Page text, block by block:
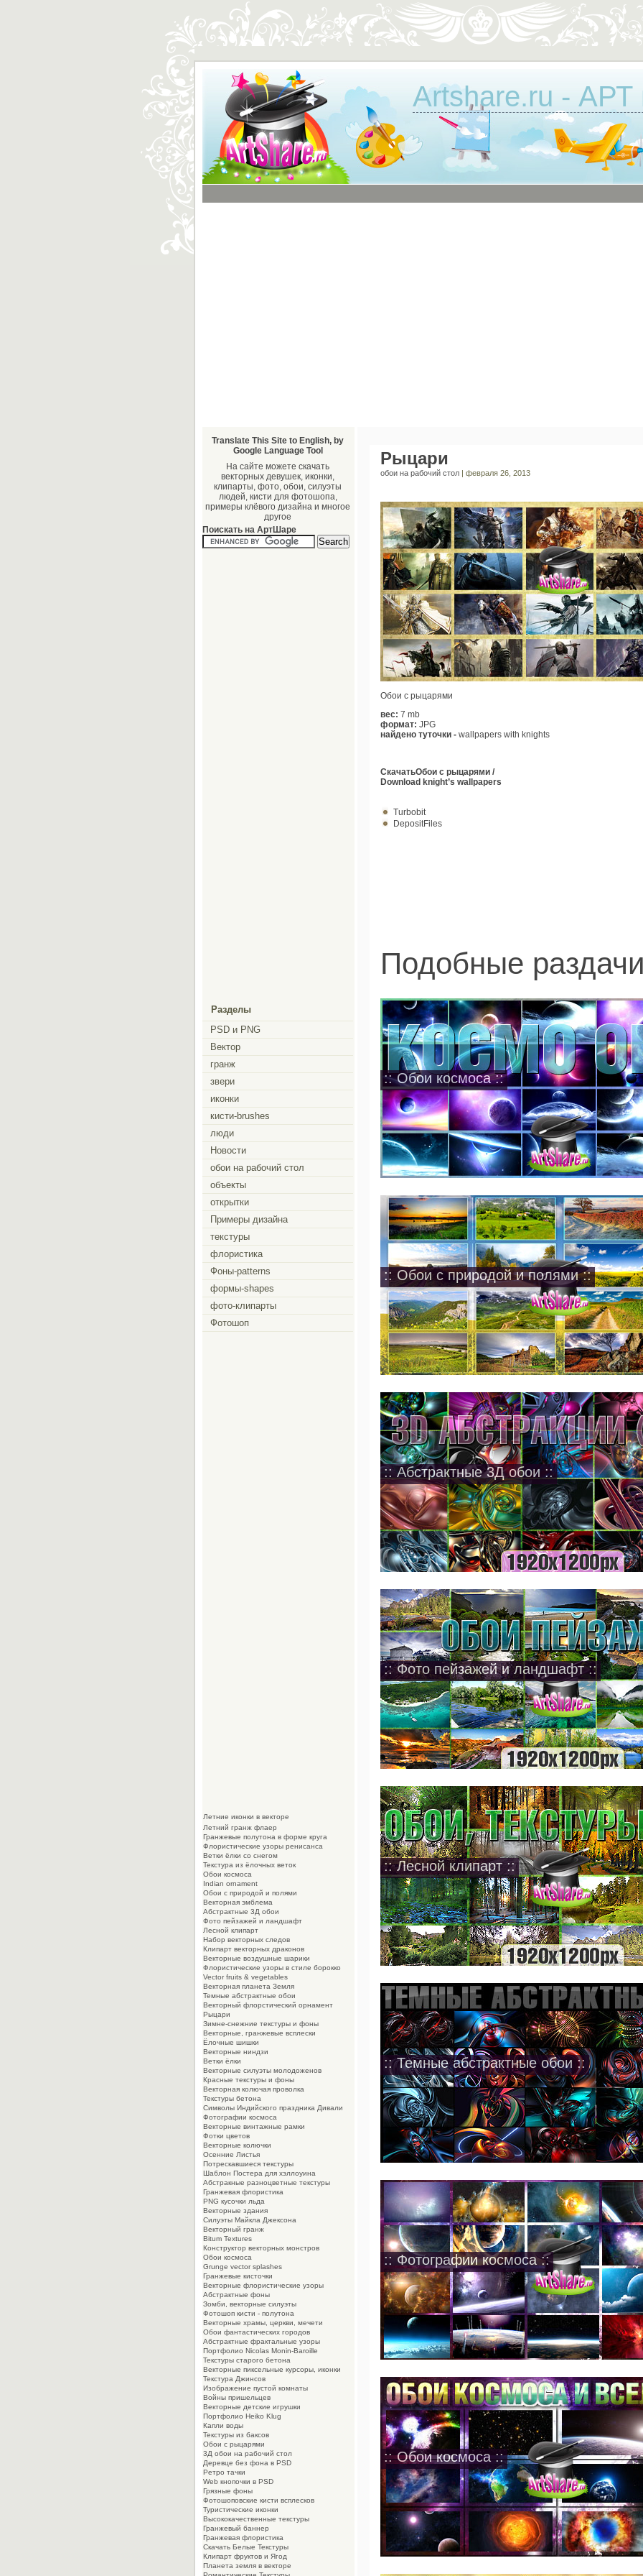
Artshare.ru -
Рыцари
обои на рабочий стол | февраля 26, 2013
Обои с рыцарями
вес: 7 mb
формат: JPG
найдено туточки - wallpapers with knights
СкачатьОбои с рыцарями /
Download knight’s wallpapers
Turbobit
DepositFiles
Подобные
:: Обои космоса ::
:: Обои с природой и полями ::
:: Абстрактные 3Д обои ::
:: Фото пейзажей и ландшафт ::
:: Лесной клипарт ::
:: Темные абстрактные обои ::
:: Фотографии космоса ::
:: Обои космоса ::
Translate This Site to English, by
Google Language Tool
На сайте можете скачать
векторных девушек, иконки,
клипарты, фото, обои, силуэты
людей, кисти для фотошопа,
примеры клёвого дизайна и многое
другое
Поискать на АртШаре
Разделы
PSD и PNG
Вектор
гранж
звери
иконки
кисти-brushes
люди
Новости
обои на рабочий стол
объекты
открытки
Примеры дизайна
текстуры
флористика
Фоны-patterns
формы-shapes
фото-клипарты
Фотошоп
Летние иконки в векторе
Летний гранж флаер
Гранжевые полутона в форме круга
Флористические узоры ренисанса
Ветки ёлки со снегом
Текстура из ёлочных веток
Обои космоса
Indian ornament
Обои с природой и полями
Векторная эмблема
Абстрактные 3Д обои
Фото пейзажей и ландшафт
Лесной клипарт
Набор векторных следов
Клипарт векторных драконов
Векторные воздушные шарики
Флористические узоры в стиле борокко
Vector fruits & vegetables
Векторная планета Земля
Темные абстрактные обои
Векторный флорстический орнамент
Рыцари
Зимне-снежние текстуры и фоны
Векторные, гранжевые всплески
Ёлочные шишки
Векторные ниндзи
Ветки ёлки
Векторные силуэты молодоженов
Красные текстуры и фоны
Векторная колючая проволка
Текстуры бетона
Символы Индийского праздника Дивали
Фотографии космоса
Векторные винтажные рамки
Фотки цветов
Векторные колючки
Осенние Листья
Потрескавшиеся текстуры
Шаблон Постера для хэллоуина
Абстракные разноцветные текстуры
Гранжевая флористика
PNG кусочки льда
Векторные здания
Силуэты Майкла Джексона
Векторный гранж
Bitum Textures
Конструктор векторных монстров
Обои космоса
Grunge vector splashes
Гранжевые кисточки
Векторные флористические узоры
Абстрактные фоны
Зомби, векторные силуэты
Фотошоп кисти - полутона
Векторные храмы, церкви, мечети
Обои фантастических городов
Абстрактные фрактальные узоры
Портфолио Nicolas Monin-Baroille
Текстуры старого бетона
Векторные пиксельные курсоры, иконки
Текстура Джинсов
Изображение пустой комнаты
Войны пришельцев
Векторные детские игрушки
Портфолио Heiko Klug
Капли воды
Текстуры из баксов
Обои с рыцарями
3Д обои на рабочий стол
Деревце без фона в PSD
Ретро тачки
Web кнопочки в PSD
Грязные фоны
Фотошоповские кисти всплесков
Туристические иконки
Высококачественные текстуры
Гранжевый баннер
Гранжевая флористика
Скачать Белые Текстуры
Клипарт фруктов и Ягод
Планета земля в векторе